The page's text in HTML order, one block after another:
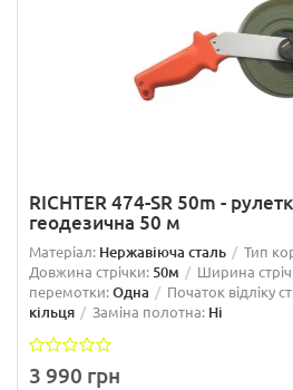
RICHTER 474-SR 50m -
геодезична 50 м
Матеріал: Нержавіюча сталь Тип
Довжина стрічки: 50м Ширина
перемотки:Одна Початок відліку
кільця
Заміна полотна: Ні
3 990 грн